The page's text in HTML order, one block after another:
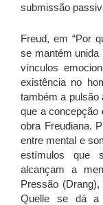
submissão
Freud, em “Por
se mantém unida
vínculos
existência no
também a pulsão
que a concepção
obra Freudiana.
entre mental e
estímulos que
alcançam a
Pressão
Quelle se dá a